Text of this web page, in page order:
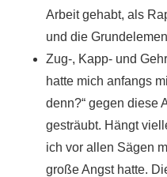
Arbeit gehabt, als
und die
Zug-, Kapp- und
hatte mich anfangs
denn?“ gegen diese
gesträubt. Hängt
ich vor allen Sägen
große Angst hatte.